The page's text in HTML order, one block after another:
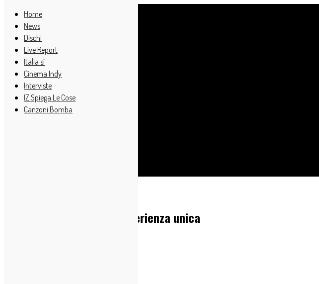
Siren Festival 2016: un’esperienza unica
Home
News
Dischi
Live Report
Italia sì
Cinema Indy
Interviste
IZ Spiega Le Cose
Canzoni Bomba